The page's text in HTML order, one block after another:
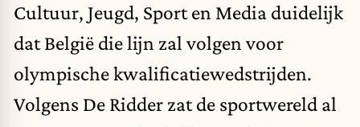
Cultuur, Jeugd, Sport en Media duidelijk
dat België die lijn zal volgen voor
olympische kwalificatiewedstrijden.
Volgens De Ridder zat de sportwereld al